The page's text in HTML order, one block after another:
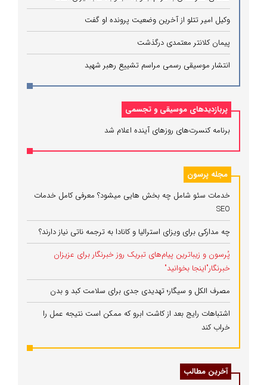
وکیل امیر تتلو از آخرین وضعیت پرونده او گفت
پیمان کلانتر معتمدی درگذشت
انتشار موسیقی رسمی مراسم تشییع رهبر شهید
پربازدیدهای موسیقی و تجسمی
برنامه کنسرت‌های روزهای آینده اعلام شد
مجله پرسون
خدمات سئو شامل چه بخش هایی میشود؟ معرفی کامل خدمات
SEO
چه مدارکی برای ویزای استرالیا و کانادا به ترجمه ناتی نیاز دارند؟
پُرسون و زیباترین پیام‌های تبریک روز خبرنگار برای عزیزان
خبرنگار"اینجا بخوانید"
مصرف الکل و سیگار؛ تهدیدی جدی برای سلامت کبد و بدن
اشتباهات رایج بعد از کاشت ابرو که ممکن است نتیجه عمل را
خراب کند
آخرین مطالب